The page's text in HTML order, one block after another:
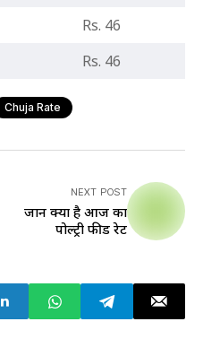
Rs. 46
Rs. 46
Chuja Rate
NEXT POST
जानें क्या है आज का
पोल्ट्री फीड रेट